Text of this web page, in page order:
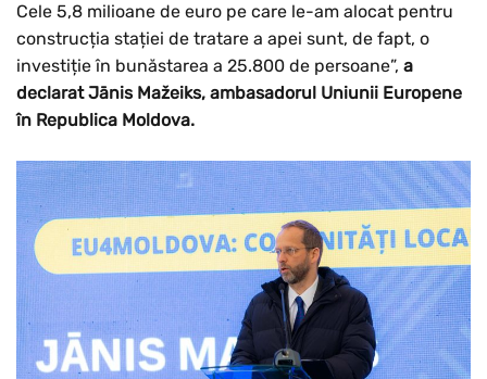
Cele 5,8 milioane de euro pe care le-am alocat pentru
construcția stației de tratare a apei sunt, de fapt, o
investiție în bunăstarea a 25.800 de persoane”, a
declarat Jānis Mažeiks, ambasadorul Uniunii Europene
în Republica Moldova.